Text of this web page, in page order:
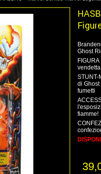
Ghost
STUNT-
di
fumetti
fiamme!